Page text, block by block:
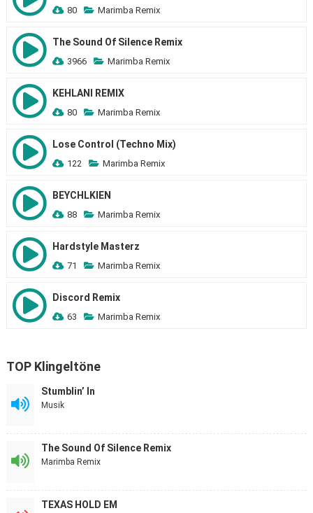
80 Marimba Remix
The Sound Of Silence Remix
3966 Marimba Remix
KEHLANI REMIX
80 Marimba Remix
Lose Control (Techno Mix)
122 Marimba Remix
BEYCHLKIEN
88 Marimba Remix
Hardstyle Masterz
71 Marimba Remix
Discord Remix
63 Marimba Remix
TOP Klingeltöne
Stumblin’ In
Musik
The Sound Of Silence Remix
Marimba Remix
TEXAS HOLD EM